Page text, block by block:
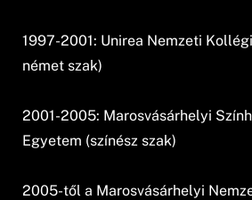
1997-2001: Unirea Nemzeti
német szak)
2001-2005: Marosvásárhelyi
Egyetem (színész szak)
2005-től a Marosvásárhelyi